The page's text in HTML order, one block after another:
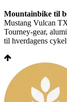
Mountainbike til
Mustang Vulcan
Tourney-gear,
til hverdagens